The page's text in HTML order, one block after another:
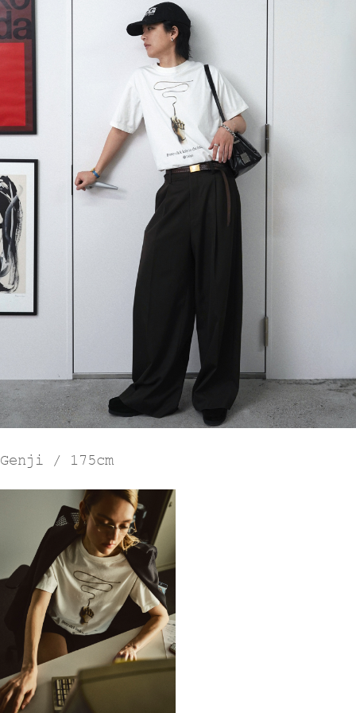
Genji / 175cm